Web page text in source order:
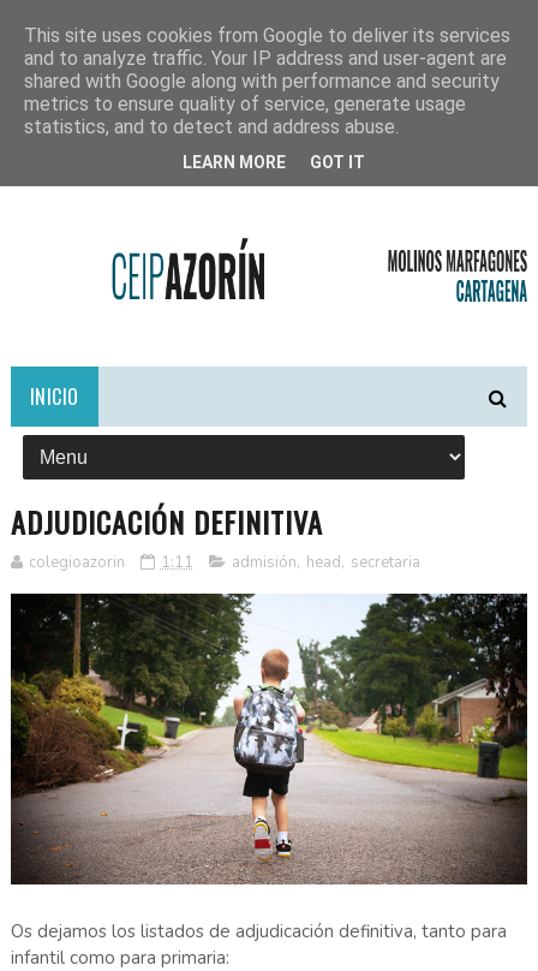
INICIO
ADJUDICACIÓN DEFINITIVA
colegioazorin 1:11 admisión, head, secretaria
Os dejamos los listados de adjudicación definitiva, tanto para
infantil como para primaria:
This site uses cookies from Google to deliver its services
and to analyze traffic. Your IP address and user-agent are
shared with Google along with performance and security
metrics to ensure quality of service, generate usage
statistics, and to detect and address abuse.
LEARN MORE GOT IT